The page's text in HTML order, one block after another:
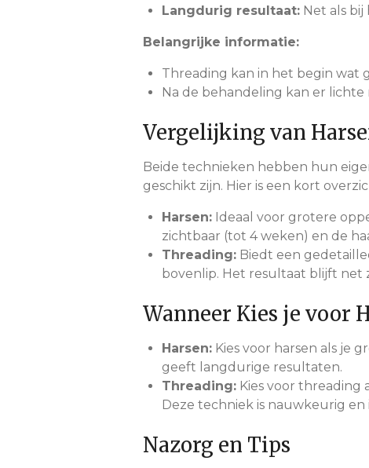
Langdurig resultaat: Net als
Belangrijke informatie:
Threading kan in het begin wat
Na de behandeling kan er
Vergelijking van
Beide technieken hebben hun
geschikt zijn. Hier is een kort
Harsen: Ideaal voor grotere
zichtbaar (tot 4 weken) en de
Threading: Biedt een
bovenlip. Het resultaat blijft net
Wanneer Kies je voor
Harsen: Kies voor harsen als je
geeft langdurige resultaten.
Threading: Kies voor threading
Deze techniek is nauwkeurig
Nazorg en Tips